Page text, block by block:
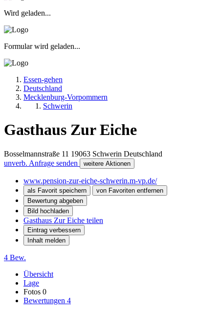
Wird geladen...
Formular wird geladen...
Essen-gehen
Deutschland
Mecklenburg-Vorpommern
Schwerin
Gasthaus Zur Eiche
Bosselmannstraße 11 19063 Schwerin Deutschland
unverb. Anfrage senden
weitere Aktionen
www.pension-zur-eiche-schwerin.m-vp.de/
als Favorit speichern
von Favoriten entfernen
Bewertung abgeben
Bild hochladen
Gasthaus Zur Eiche teilen
Eintrag verbessern
Inhalt melden
4 Bew.
Übersicht
Lage
Fotos 0
Bewertungen 4